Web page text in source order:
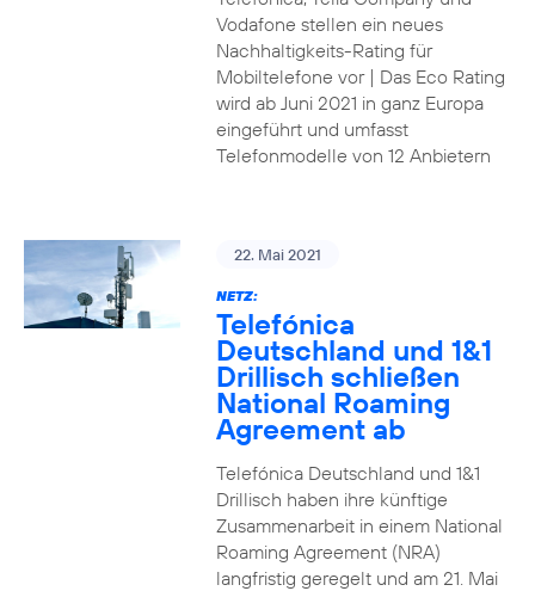
Vodafone stellen ein neues
Nachhaltigkeits-Rating für
Mobiltelefone vor | Das Eco Rating
wird ab Juni 2021 in ganz Europa
eingeführt und umfasst
Telefonmodelle von 12 Anbietern
22. Mai 2021
NETZ:
Telefónica
Deutschland und 1&1
Drillisch schließen
National Roaming
Agreement ab
Telefónica Deutschland und 1&1
Drillisch haben ihre künftige
Zusammenarbeit in einem National
Roaming Agreement (NRA)
langfristig geregelt und am 21. Mai